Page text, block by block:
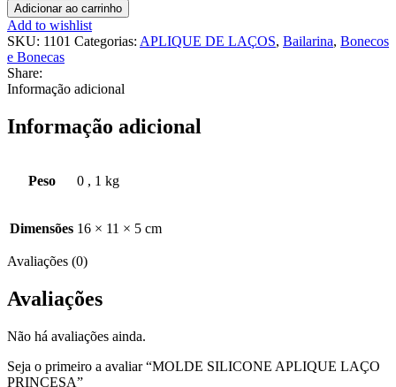
Adicionar ao carrinho
Add to wishlist
SKU: 1101 Categorias: APLIQUE DE LAÇOS, Bailarina, Bonecos
e Bonecas
Share:
Informação adicional
Informação adicional
Peso 0 , 1 kg
Dimensões 16 × 11 × 5 cm
Avaliações (0)
Avaliações
Não há avaliações ainda.
Seja o primeiro a avaliar “MOLDE SILICONE APLIQUE LAÇO
PRINCESA”